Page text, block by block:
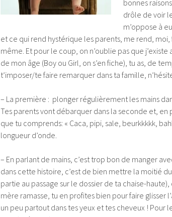
bonnes
drôle de voir
m’oppose à
et ce qui rend hystérique les parents, me rend, moi,
même. Et pour le coup, on n’oublie pas que j’existe
de mon âge (Boy ou Girl, on s’en fiche), tu as, de
t’imposer/te faire remarquer dans ta famille,
– La première : plonger régulièrement les mains
Tes parents vont débarquer dans la seconde et,
que tu comprends: « Caca, pipi, sale, beurkkkkk,
longueur d’onde.
– En parlant de mains, c’est trop bon de manger
dans cette histoire, c’est de bien mettre la moitié
partie au passage sur le dossier de ta chaise-
mère ramasse, tu en profites bien pour faire glisser
un peu partout dans tes yeux et tes cheveux ! Pour